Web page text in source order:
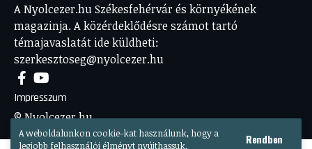
A weboldalunkon cookie-kat használunk, hogy a
legjobb felhasználói élményt nyújthassuk.
Rendben
A Nyolcezer.hu Székesfehérvár és környékének
magazinja. A közérdeklődésre számot tartó
témajavaslatát ide küldheti:
szerkesztoseg@nyolcezer.hu
Impresszum
© Nyolcezer.hu